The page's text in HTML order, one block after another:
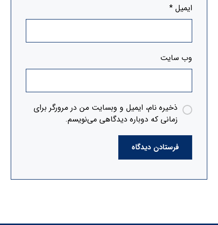
ایمیل*
وب‌ سایت
ذخیره نام، ایمیل و وبسایت من در مرورگر برای
زمانی که دوباره دیدگاهی می‌نویسم.
فرستادن دیدگاه